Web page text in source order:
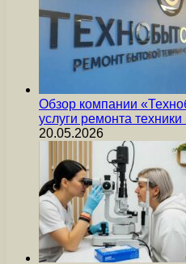
Обзор компании
услуги ремонта техники
20.05.2026